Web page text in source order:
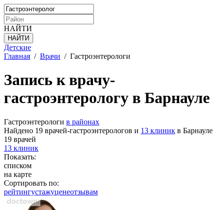
НАЙТИ
Детские
Главная / Врачи / Гастроэнтерологи
Запись к врачу-
гастроэнтерологу в Барнауле
Гастроэнтерологи в районах
Найдено 19 врачей-гастроэнтерологов и 13 клиник в Барнауле
19 врачей
13 клиник
Показать:
списком
на карте
Сортировать по:
рейтингустажуценеотзывам